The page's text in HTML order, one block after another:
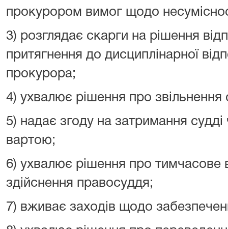
прокурором вимог щодо
3) розглядає скарги на рішення
притягнення до дисциплінарної
прокурора;
4) ухвалює рішення про звільнення
5) надає згоду на затримання
вартою;
6) ухвалює рішення про тимчасове
здійснення правосуддя;
7) вживає заходів щодо